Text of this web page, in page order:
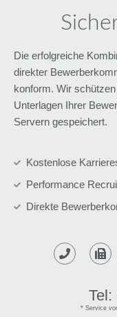
Die erfolgreiche
direkter
konform. Wir
Unterlagen Ihrer
Servern gespeichert.
Kostenlose
Performance
Direkte
Tel:
* Service